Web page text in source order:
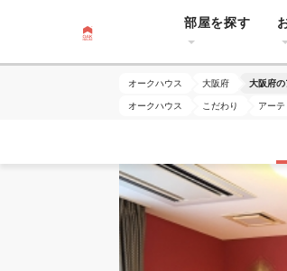
部屋を探す
オークハウス 大阪府 大阪府
オークハウス こだわり アー